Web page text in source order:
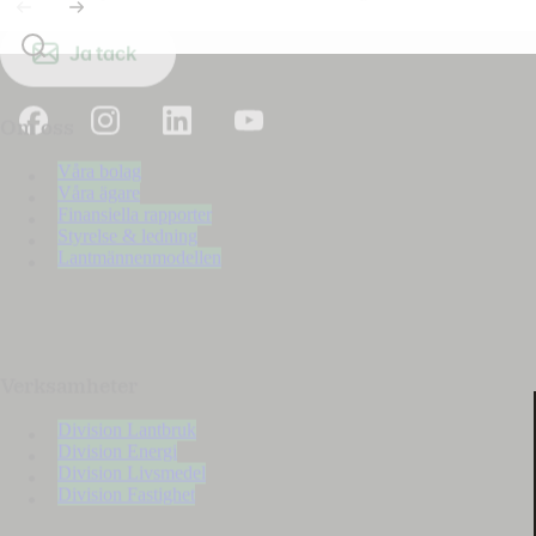
Ja tack
Om oss
Våra bolag
Våra ägare
Finansiella rapporter
Styrelse & ledning
Lantmännenmodellen
Division Lantbruk
Division Energi
Division Livsmedel
Division Fastighet